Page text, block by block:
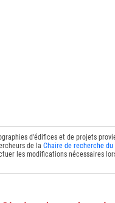
d'édifices et de projets
de la Chaire de recherche
les modifications nécessaires